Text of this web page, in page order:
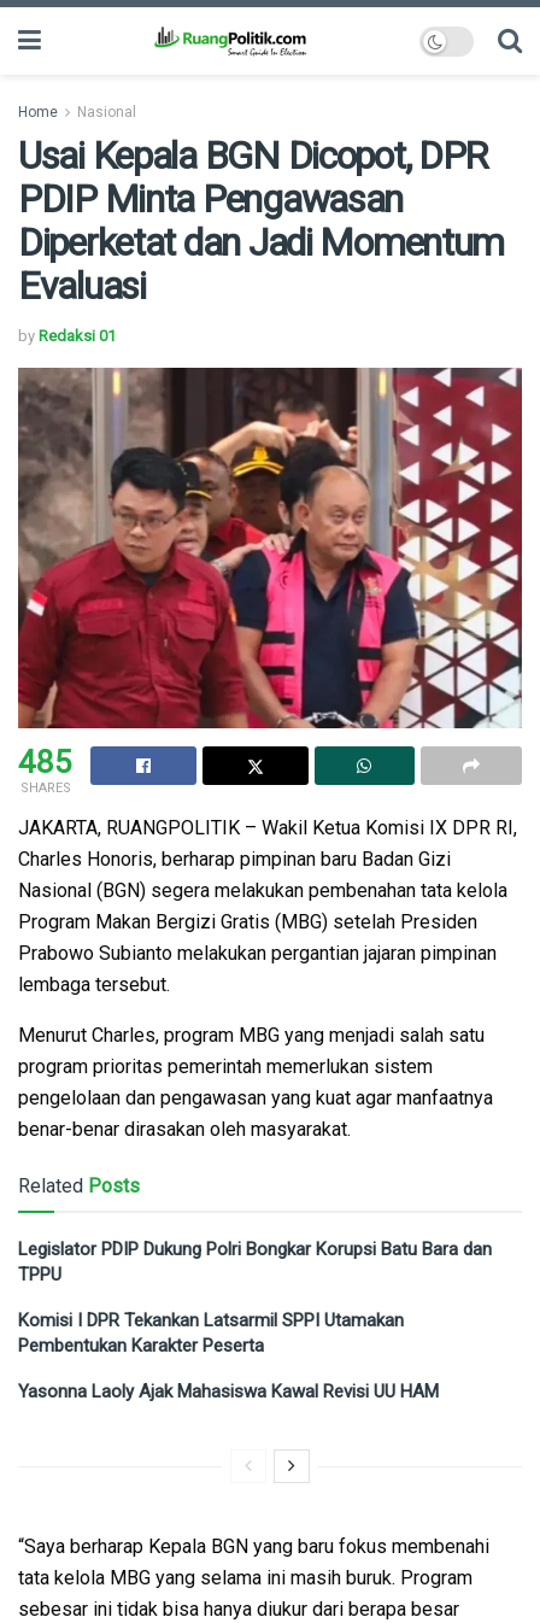
Home Nasional
Usai Kepala BGN Dicopot, DPR
PDIP Minta Pengawasan
Diperketat dan Jadi Momentum
Evaluasi
by Redaksi 01
485
SHARES
JAKARTA, RUANGPOLITIK – Wakil Ketua Komisi IX DPR RI,
Charles Honoris, berharap pimpinan baru Badan Gizi
Nasional (BGN) segera melakukan pembenahan tata kelola
Program Makan Bergizi Gratis (MBG) setelah Presiden
Prabowo Subianto melakukan pergantian jajaran pimpinan
lembaga tersebut.
Menurut Charles, program MBG yang menjadi salah satu
program prioritas pemerintah memerlukan sistem
pengelolaan dan pengawasan yang kuat agar manfaatnya
benar-benar dirasakan oleh masyarakat.
Related Posts
Legislator PDIP Dukung Polri Bongkar Korupsi Batu Bara dan
TPPU
Komisi I DPR Tekankan Latsarmil SPPI Utamakan
Pembentukan Karakter Peserta
Yasonna Laoly Ajak Mahasiswa Kawal Revisi UU HAM
“Saya berharap Kepala BGN yang baru fokus membenahi
tata kelola MBG yang selama ini masih buruk. Program
sebesar ini tidak bisa hanya diukur dari berapa besar